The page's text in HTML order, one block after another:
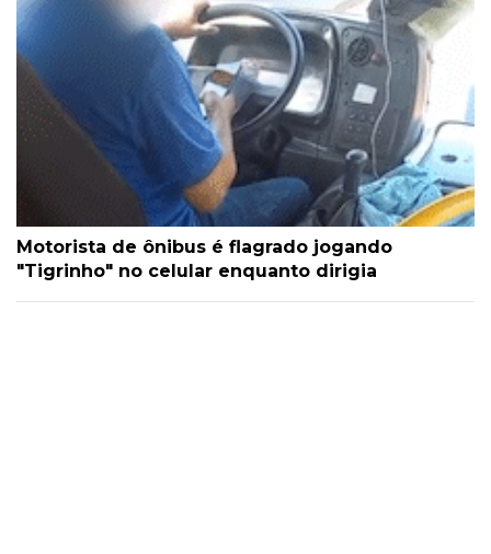
Motorista de ônibus é flagrado jogando
"Tigrinho" no celular enquanto dirigia